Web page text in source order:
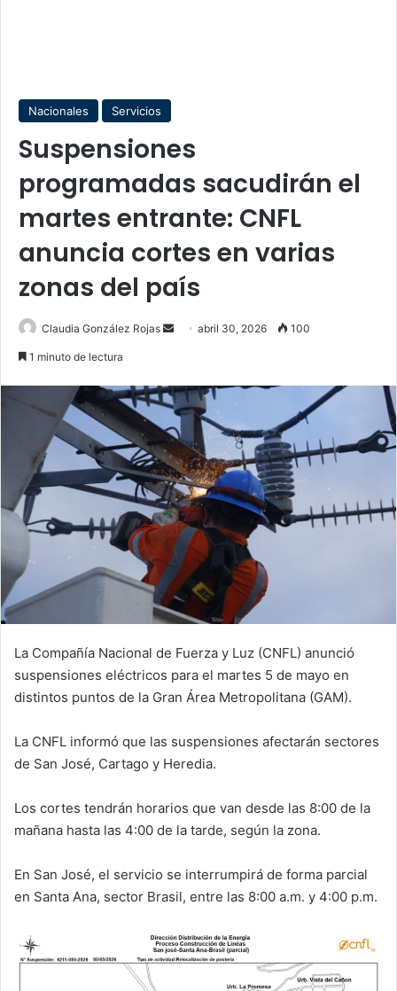
Nacionales Servicios
Suspensiones
programadas sacudirán el
martes entrante: CNFL
anuncia cortes en varias
zonas del país
Claudia González Rojas
Sendabril 30, 2026 100
1 minuto de lectura
La Compañía Nacional de Fuerza y Luz (CNFL) anunció
suspensiones eléctricos para el martes 5 de mayo en
distintos puntos de la Gran Área Metropolitana (GAM).
La CNFL informó que las suspensiones afectarán sectores
de San José, Cartago y Heredia.
Los cortes tendrán horarios que van desde las 8:00 de la
mañana hasta las 4:00 de la tarde, según la zona.
En San José, el servicio se interrumpirá de forma parcial
en Santa Ana, sector Brasil, entre las 8:00 a.m. y 4:00 p.m.